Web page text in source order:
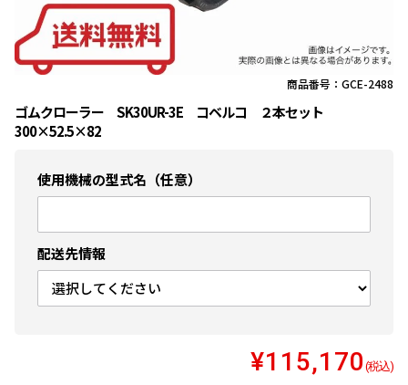
商品番号：GCE-2488
ゴムクローラー SK30UR-3E コベルコ ２本セット
300×52.5×82
使用機械の型式名（任意）
配送先情報
¥115,170 (税込)